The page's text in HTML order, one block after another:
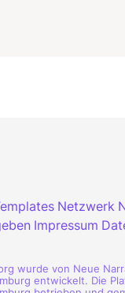
Netzwerk
Impressum
wurde von Neue
entwickelt. Die